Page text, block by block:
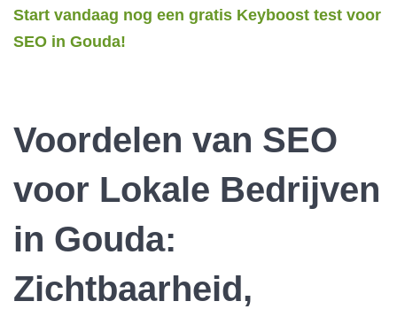
Start vandaag nog een gratis Keyboost test voor
SEO in Gouda!
Voordelen van SEO
voor Lokale Bedrijven
in Gouda:
Zichtbaarheid,